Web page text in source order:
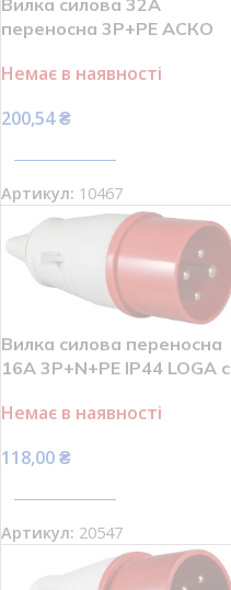
Вилка силова 32А
переносна 3Р+РЕ АСКО
Немає в наявності
200,54₴
Артикул: 10467
Вилка силова переносна
16А 3Р+N+РЕ IP44 LOGA c
Немає в наявності
118,00₴
Артикул: 20547